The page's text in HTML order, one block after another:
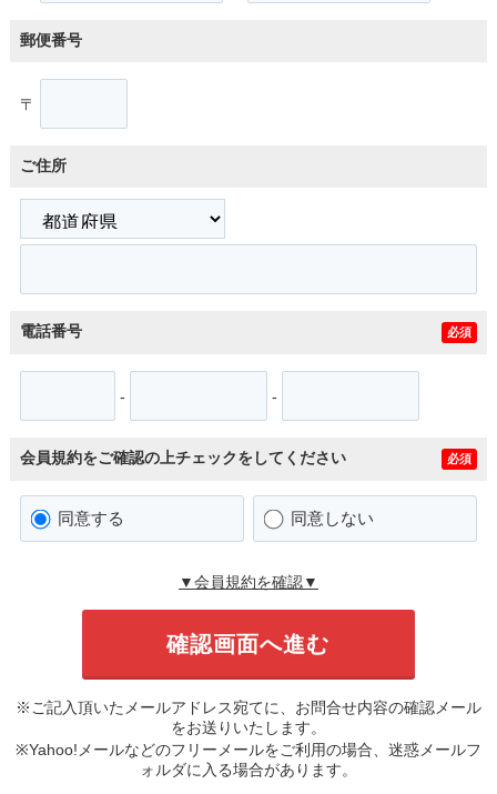
郵便番号
〒
ご住所
電話番号 必須
- -
会員規約をご確認の上チェックをしてください 必須
同意する 同意しない
▼会員規約を確認▼
※ご記入頂いたメールアドレス宛てに、お問合せ内容の確認メール
をお送りいたします。
※Yahoo!メールなどのフリーメールをご利用の場合、迷惑メールフ
ォルダに入る場合があります。